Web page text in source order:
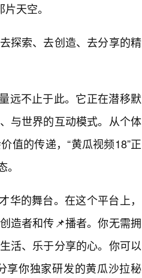
天空。
探索、去创造、去分享的精
远不止于此。它正在潜移默
与世界的互动模式。从个体
值的传递，“黄瓜视频18”正
华的舞台。在这个平台上，
造者和传📌播者。你无需拥
活、乐于分享的心。你可以
享你独家研发的黄瓜沙拉秘